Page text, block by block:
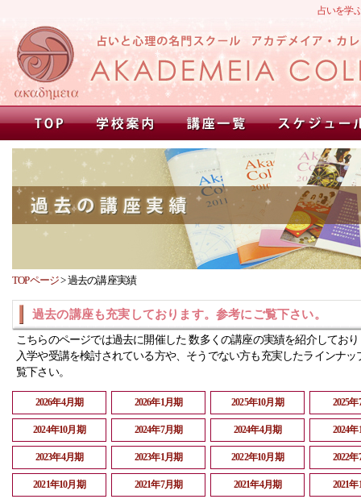
占いを学
TOPページ>過去の講座実績
過去の講座も充実しております。参考にご覧下さい。
こちらのページでは過去に開催した 数多くの講座の実績を紹介してお
入学や受講を検討されている方や、そうでない方も充実したラインナッ
覧下さい。
2026年4月期 2026年1月期 2025年10月期 2025
2024年10月期 2024年7月期 2024年4月期 2024
2023年4月期 2023年1月期 2022年10月期 2022
2021年10月期 2021年7月期 2021年4月期 2021